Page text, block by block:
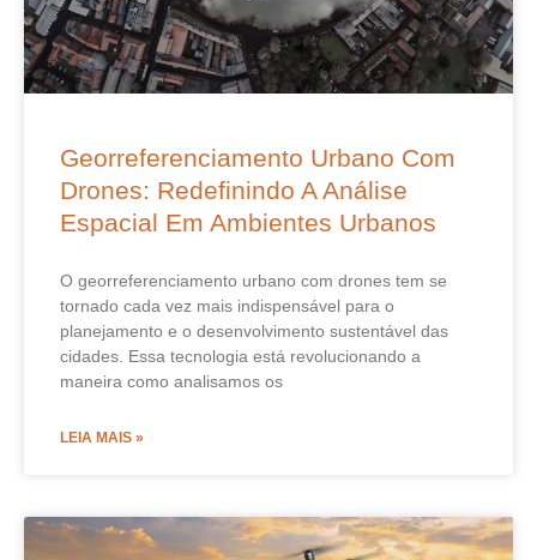
Georreferenciamento Urbano Com
Drones: Redefinindo A Análise
Espacial Em Ambientes Urbanos
O georreferenciamento urbano com drones tem se
tornado cada vez mais indispensável para o
planejamento e o desenvolvimento sustentável das
cidades. Essa tecnologia está revolucionando a
maneira como analisamos os
LEIA MAIS »